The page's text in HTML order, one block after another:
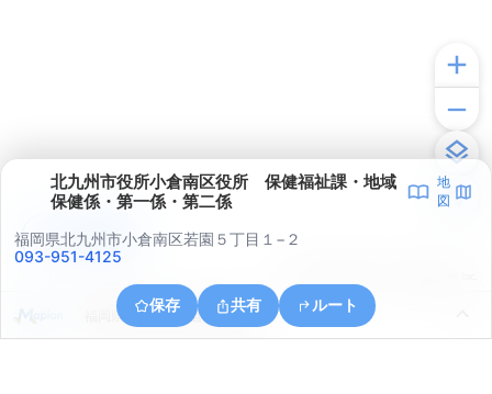
北九州市役所小倉南区役所 保健福祉課・地域
保健係・第一係・第二係
地
図
福岡県北九州市小倉南区若園５丁目１−２
093-951-4125
保存 共有 ルート
福岡県北九州市小倉南区葛原
アプリで見る